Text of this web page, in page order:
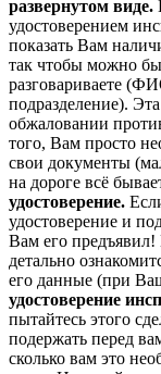
развернутом виде.
удостоверением
показать Вам
так чтобы можно
разговариваете
подразделение).
обжаловании
того, Вам просто
свои документы
на дороге всё
удостоверение.
удостоверение и
Вам его предъявил!
детально
его данные (при
удостоверение
пытайтесь этого
подержать перед
сколько вам это